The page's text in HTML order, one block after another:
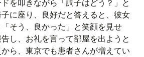
を叩きながら「調子はどう？」と
に座り、良好だと答えると、彼女
そう、良かった」と笑顔を見せ
し、お礼を言って部屋を出ようと
ら、東京でも患者さんが増えてい